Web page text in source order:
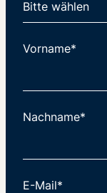
Vorname*
Nachname*
E-Mail*